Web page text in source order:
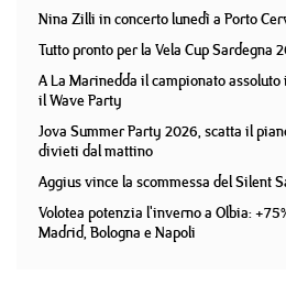
Nina Zilli in concerto lunedì a Porto
Tutto pronto per la Vela Cup Sardegna
A La Marinedda il campionato
il Wave Party
Jova Summer Party 2026, scatta il
divieti dal mattino
Aggius vince la scommessa del Silent
Volotea potenzia l'inverno a Olbia:
Madrid, Bologna e Napoli